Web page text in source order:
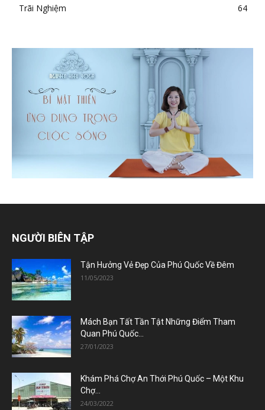
Trãi Nghiệm
64
NGƯỜI BIÊN TẬP
Tận Hưởng Vẻ Đẹp Của Phú Quốc Về Đêm
11/05/2023
Mách Bạn Tất Tần Tật Những Điểm Tham
Quan Phú Quốc...
27/01/2023
Khám Phá Chợ An Thới Phú Quốc – Một Khu
Chợ...
24/03/2022